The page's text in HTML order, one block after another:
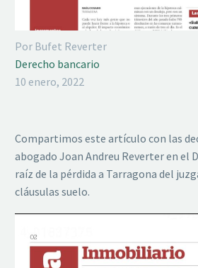
Por Bufet Reverter
Derecho bancario
10 enero, 2022
Compartimos este artículo con las
abogado Joan Andreu Reverter en el
raíz de la pérdida a Tarragona del
cláusulas suelo.